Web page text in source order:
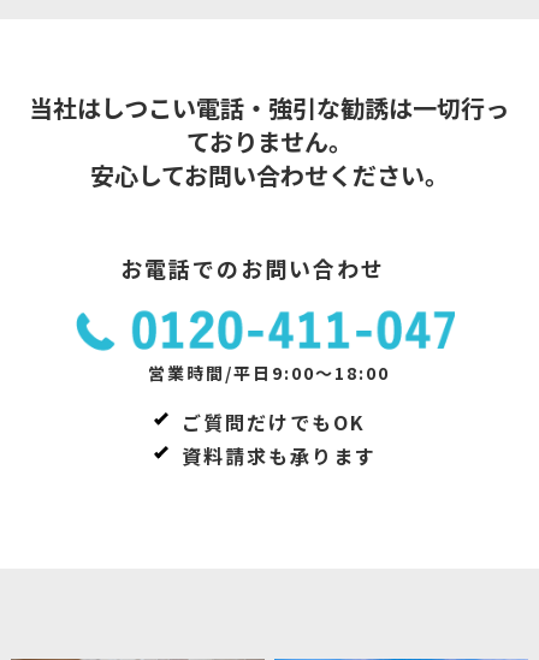
当社はしつこい電話・強引な勧誘は一切行っ
ておりません。
安心してお問い合わせください。
お電話でのお問い合わせ
営業時間/平日9:00～18:00
ご質問だけでもOK
資料請求も承ります